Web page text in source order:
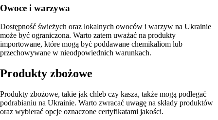
Owoce i warzywa
Dostępność świeżych oraz lokalnych owoców i warzyw na Ukrainie
może być ograniczona. Warto zatem uważać na produkty
importowane, które mogą być poddawane chemikaliom lub
przechowywane w nieodpowiednich warunkach.
Produkty zbożowe
Produkty zbożowe, takie jak chleb czy kasza, także mogą podlegać
podrabianiu na Ukrainie. Warto zwracać uwagę na składy produktów
oraz wybierać opcje oznaczone certyfikatami jakości.